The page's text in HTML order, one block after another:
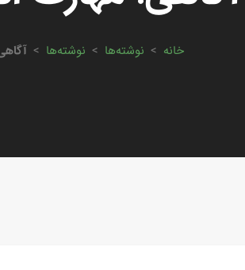
خانه > نوشته‌ها > نوشته‌ها >